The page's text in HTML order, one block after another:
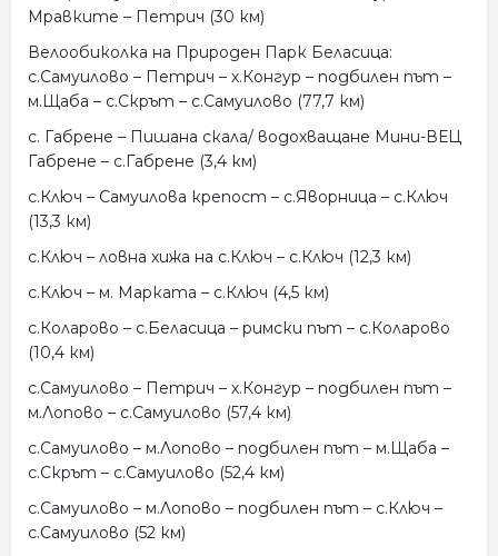
Мравките – Петрич (30 км)
Велообиколка на Природен Парк Беласица:
с.Самуилово – Петрич – х.Конгур – подбилен път –
м.Щаба – с.Скрът – с.Самуилово (77,7 км)
с. Габрене – Пишана скала/ водохващане Мини-ВЕЦ
Габрене – с.Габрене (3,4 км)
с.Ключ – Самуилова крепост – с.Яворница – с.Ключ
(13,3 км)
с.Ключ – ловна хижа на с.Ключ – с.Ключ (12,3 км)
с.Ключ – м. Марката – с.Ключ (4,5 км)
с.Коларово – с.Беласица – римски път – с.Коларово
(10,4 км)
с.Самуилово – Петрич – х.Конгур – подбилен път –
м.Лопово – с.Самуилово (57,4 км)
с.Самуилово – м.Лопово – подбилен път – м.Щаба –
с.Скрът – с.Самуилово (52,4 км)
с.Самуилово – м.Лопово – подбилен път – с.Ключ –
с.Самуилово (52 км)